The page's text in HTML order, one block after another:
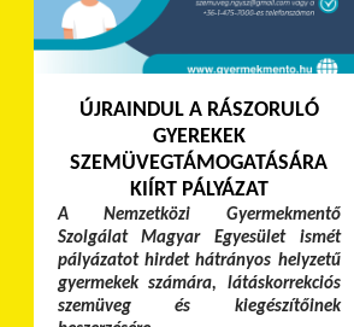
ÚJRAINDUL A RÁSZORULÓ
GYEREKEK
SZEMÜVEGTÁMOGATÁSÁRA
KIÍRT PÁLYÁZAT
A Nemzetközi Gyermekmentő
Szolgálat Magyar Egyesület ismét
pályázatot hirdet hátrányos helyzetű
gyermekek számára, látáskorrekciós
szemüveg és kiegészítőinek